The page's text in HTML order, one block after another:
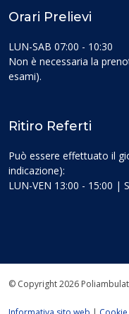
Orari Prelievi
LUN-SAB 07:00 - 10:30
Non è necessaria la
esami).
Ritiro Referti
Può essere effettuato il
indicazione):
LUN-VEN 13:00 - 15:00 |
© Copyright 2026